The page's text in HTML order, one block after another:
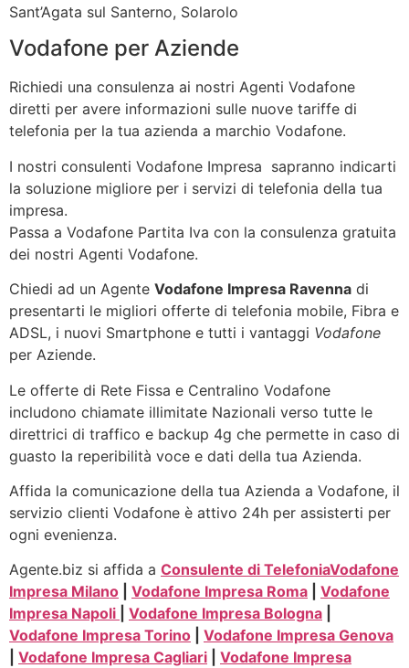
Sant’Agata sul Santerno, Solarolo
Vodafone per Aziende
Richiedi una consulenza ai nostri Agenti Vodafone
diretti per avere informazioni sulle nuove tariffe di
telefonia per la tua azienda a marchio Vodafone.
I nostri consulenti Vodafone Impresa sapranno indicarti
la soluzione migliore per i servizi di telefonia della tua
impresa.
Passa a Vodafone Partita Iva con la consulenza gratuita
dei nostri Agenti Vodafone.
Chiedi ad un Agente Vodafone Impresa Ravenna di
presentarti le migliori offerte di telefonia mobile, Fibra e
ADSL, i nuovi Smartphone e tutti i vantaggi Vodafone
per Aziende.
Le offerte di Rete Fissa e Centralino Vodafone
includono chiamate illimitate Nazionali verso tutte le
direttrici di traffico e backup 4g che permette in caso di
guasto la reperibilità voce e dati della tua Azienda.
Affida la comunicazione della tua Azienda a Vodafone, il
servizio clienti Vodafone è attivo 24h per assisterti per
ogni evenienza.
Agente.biz si affida a Consulente di TelefoniaVodafone
Impresa Milano
Vodafone Impresa Roma
Vodafone
Impresa Napoli
Vodafone Impresa Bologna
Vodafone Impresa Torino
Vodafone Impresa Genova
Vodafone Impresa Cagliari Vodafone Impresa